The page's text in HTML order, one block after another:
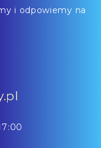
i odpowiemy na